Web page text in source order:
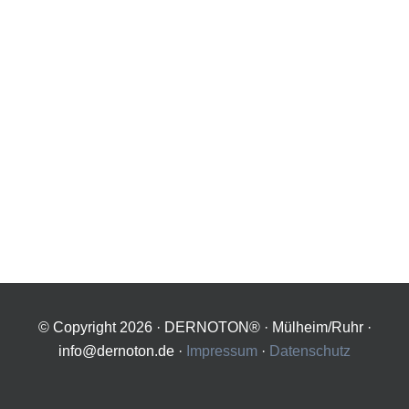
© Copyright 2026 · DERNOTON® · Mülheim/Ruhr ·
info@dernoton.de · Impressum · Datenschutz